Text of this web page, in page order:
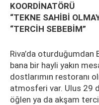
KOORDİNATÖRÜ
“TEKNE SAHİBİ
“TERCİH SEBEBİM”
Riva’da oturduğumdan
bana bir hayli yakın
dostlarımın restoranı
atmosferi var. Ulus 29
öğlen ya da akşam